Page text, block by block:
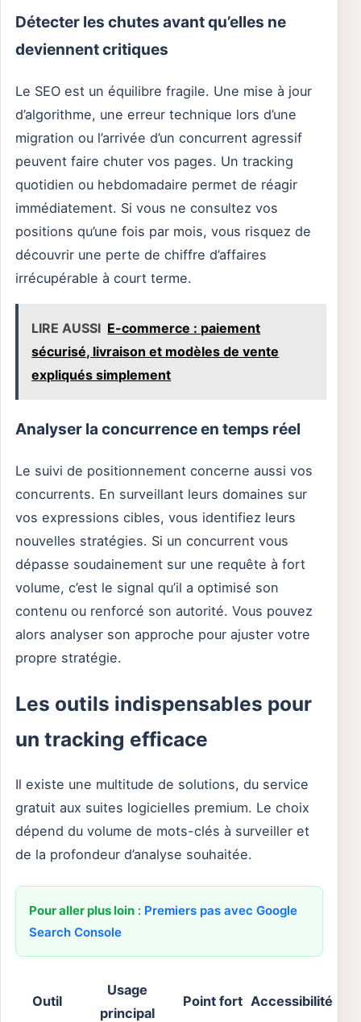
Détecter les chutes avant qu’elles ne
deviennent critiques
Le SEO est un équilibre fragile. Une mise à jour
d’algorithme, une erreur technique lors d’une
migration ou l’arrivée d’un concurrent agressif
peuvent faire chuter vos pages. Un tracking
quotidien ou hebdomadaire permet de réagir
immédiatement. Si vous ne consultez vos
positions qu’une fois par mois, vous risquez de
découvrir une perte de chiffre d’affaires
irrécupérable à court terme.
LIRE AUSSI E-commerce : paiement
sécurisé, livraison et modèles de vente
expliqués simplement
Analyser la concurrence en temps réel
Le suivi de positionnement concerne aussi vos
concurrents. En surveillant leurs domaines sur
vos expressions cibles, vous identifiez leurs
nouvelles stratégies. Si un concurrent vous
dépasse soudainement sur une requête à fort
volume, c’est le signal qu’il a optimisé son
contenu ou renforcé son autorité. Vous pouvez
alors analyser son approche pour ajuster votre
propre stratégie.
Les outils indispensables pour
un tracking efficace
Il existe une multitude de solutions, du service
gratuit aux suites logicielles premium. Le choix
dépend du volume de mots-clés à surveiller et
de la profondeur d’analyse souhaitée.
Pour aller plus loin : Premiers pas avec Google
Search Console
Outil
Usage
principal
Point fort Accessibilité